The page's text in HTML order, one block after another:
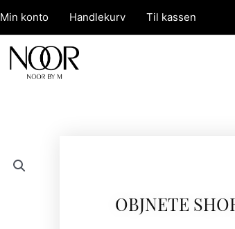
Min konto Handlekurv Til kassen
OBJNETE